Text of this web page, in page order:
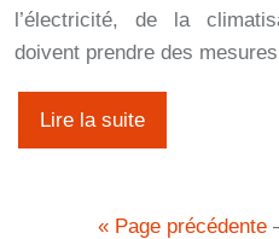
l’électricité, de la
doivent prendre des
Lire la suite
« Page précédente